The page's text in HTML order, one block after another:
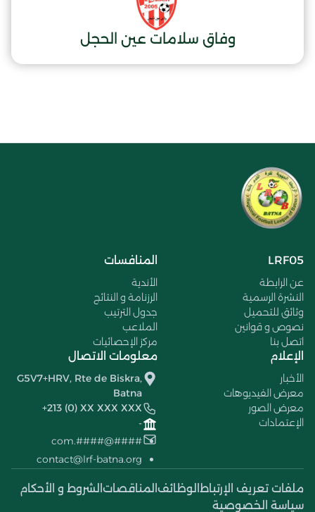
وفاق سلامات عين الحجل
LRF05
عن الرابطة
النشرة الرسمية
وثائق للتحميل
نصوص و قوانين
اتصل بنا
المنافسات
الأندية
الرزنامة و النتائج
جدول الترتيب
الملاعب
مركز الإحصائيات
الإعلام
الأخبار
معرض الفيديوهات
معرض الصور
الإعتمادات
معلومات الاتصال
G5V7+HRV, Rte de Biskra,
Batna
+213 (0) XX XXX XXX
-
####@####.com
contact@lrf-batna.org
ملفات تعريف الإرتباط الوظائف المناقصات الشروط و الأحكام
سياسة الخصوصية